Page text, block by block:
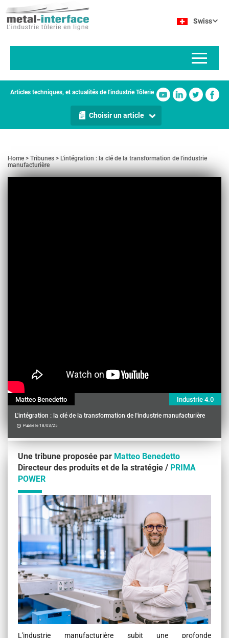
au
contenu
Swiss
Articles techniques, et actualités de l'industrie Tôlerie
Choisir un article
Home Tribunes
L'intégration : la clé de la transformation de l'industrie
manufacturière
Matteo Benedetto Industrie 4.0
L'intégration : la clé de la transformation de l'industrie manufacturière
Publié le 18/03/25
Une tribune proposée par Matteo Benedetto
Directeur des produits et de la stratégie / PRIMA
POWER
Contenu
L'industrie manufacturière subit une profonde